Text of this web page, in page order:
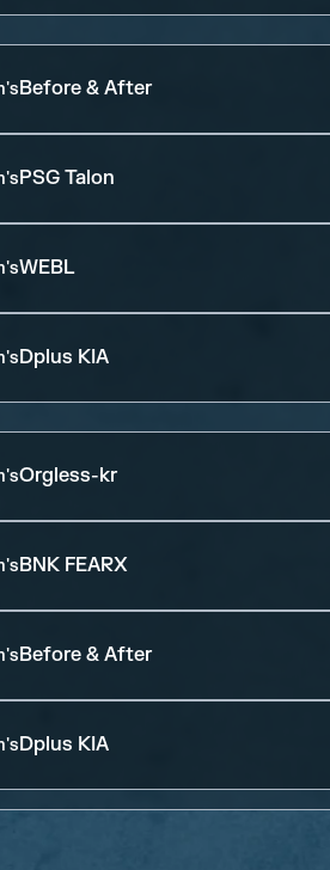
Before & After
PSG Talon
WEBL
Dplus KIA
Orgless-kr
BNK FEARX
Before & After
Dplus KIA